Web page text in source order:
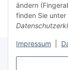
ändern
finden Sie unter
Impressum